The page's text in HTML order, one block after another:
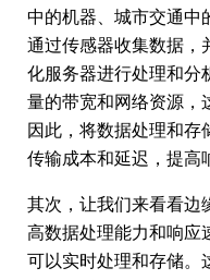
中的机器、城市交通中
通过传感器收集数据，
化服务器进行处理和分
量的带宽和网络资源，
因此，将数据处理和存
传输成本和延迟，提高
其次，让我们来看看边
高数据处理能力和响应
可以实时处理和存储。